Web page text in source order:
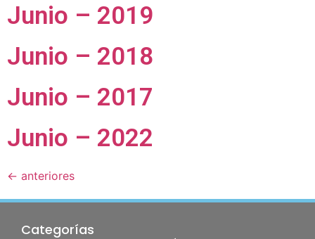
Junio – 2019
Junio – 2018
Junio – 2017
Junio – 2022
← anteriores
Categorías